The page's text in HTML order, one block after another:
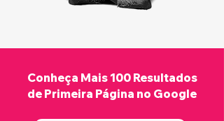
Conheça Mais 100 Resultados
de Primeira Página no Google